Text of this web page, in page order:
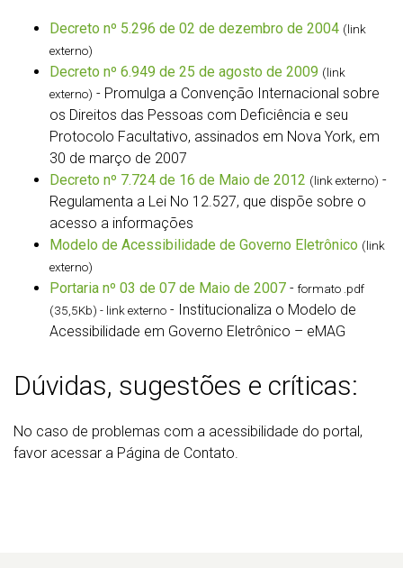
Decreto nº 5.296 de 02 de dezembro de 2004 (link
externo)
Decreto nº 6.949 de 25 de agosto de 2009 (link
externo) - Promulga a Convenção Internacional sobre
os Direitos das Pessoas com Deficiência e seu
Protocolo Facultativo, assinados em Nova York, em
30 de março de 2007
Decreto nº 7.724 de 16 de Maio de 2012 (link externo) -
Regulamenta a Lei No 12.527, que dispõe sobre o
acesso a informações
Modelo de Acessibilidade de Governo Eletrônico (link
externo)
Portaria nº 03 de 07 de Maio de 2007 - formato .pdf
(35,5Kb) - link externo - Institucionaliza o Modelo de
Acessibilidade em Governo Eletrônico – eMAG
Dúvidas, sugestões e críticas:
No caso de problemas com a acessibilidade do portal,
favor acessar a Página de Contato.